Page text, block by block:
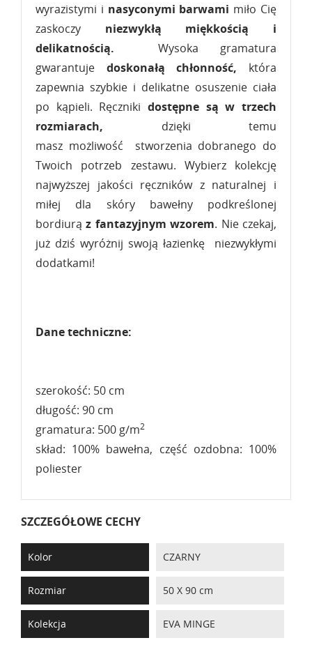
wyrazistymi i nasyconymi barwami miło Cię
zaskoczy niezwykłą miękkością i
delikatnością.
Wysoka gramatura
gwarantuje doskonałą chłonność, która
zapewnia szybkie i delikatne osuszenie ciała
po kąpieli. Ręcznikidostępne są w trzech
rozmiarach, dzięki temu
masz możliwość stworzenia dobranego do
Twoich potrzeb zestawu. Wybierz kolekcję
najwyższej jakości ręczników z naturalnej i
miłej dla skóry bawełny podkreślonej
bordiurąz fantazyjnym wzorem. Nie czekaj,
już dziś wyróżnij swoją łazienkę niezwykłymi
dodatkami!
Dane techniczne:
szerokość: 50 cm
długość: 90 cm
gramatura: 500 g/m2
skład: 100% bawełna, część ozdobna: 100%
poliester
SZCZEGÓŁOWE CECHY
Kolor CZARNY
Rozmiar 50 X 90 cm
Kolekcja EVA MINGE